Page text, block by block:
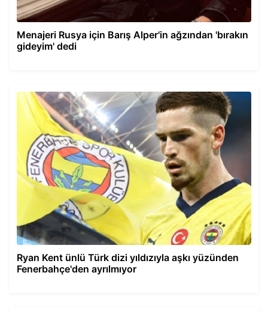
Menajeri Rusya için Barış Alper'in ağzından 'bırakın
gideyim' dedi
Ryan Kent ünlü Türk dizi yıldızıyla aşkı yüzünden
Fenerbahçe'den ayrılmıyor